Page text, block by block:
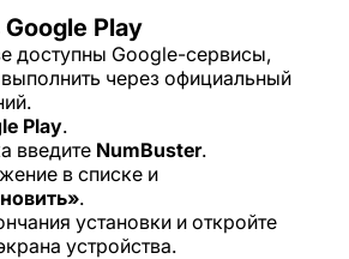
Play
доступны Google-сервисы,
через официальный
Play.
введите NumBuster.
в списке и
.
установки и откройте
устройства.